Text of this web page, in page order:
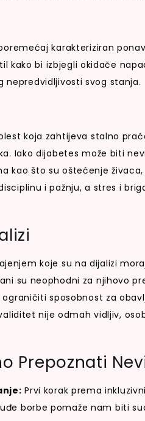
karakteriziran
kako bi izbjegli okidače
nepredvidljivosti svog stanja.
koja zahtijeva stalno
Iako dijabetes može biti
kao što su oštećenje
i pažnju, a stres i
koje su na dijalizi
su neophodni za njihovo
ograničiti sposobnost za
nije odmah vidljiv,
Prepoznati
Prvi korak prema
borbe pomaže nam biti